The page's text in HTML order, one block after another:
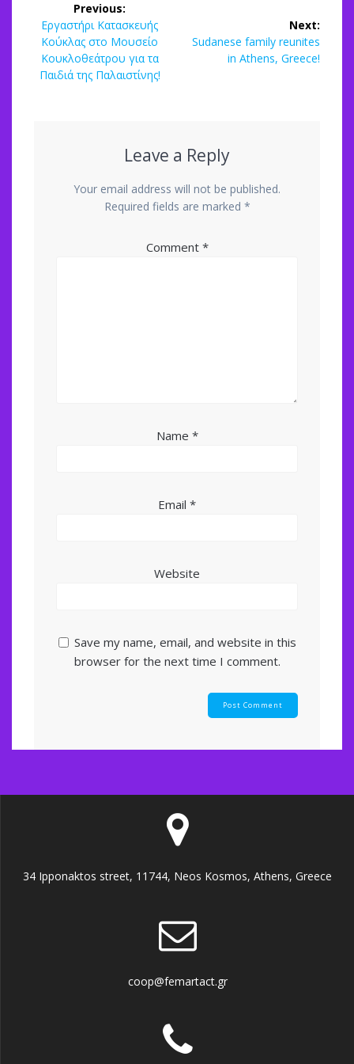
navigation
Previous:
Previous
post:
Εργαστήρι Κατασκευής
Κούκλας στο Μουσείο
Κουκλοθεάτρου για τα
Παιδιά της Παλαιστίνης!
Next:
Next
Sudanese family reunites
in Athens, Greece!
Leave a Reply
Your email address will not be published.
Required fields are marked *
Comment *
Name *
Email *
Website
Save my name, email, and website in this
browser for the next time I comment.
34 Ipponaktos street, 11744, Neos Kosmos, Athens, Greece
coop@femartact.gr